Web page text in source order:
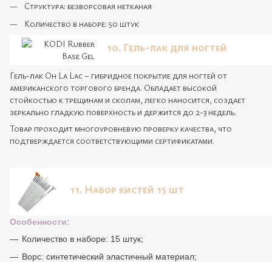
Структура: безворсовая нетканая
Количество в наборе: 50 штук
10. Гель-лак для ногтей
Гель-лак Oh La Lac – гибридное покрытие для ногтей от
американского торгового бренда. Обладает высокой
стойкостью к трещинам и сколам, легко наносится, создает
зеркально гладкую поверхность и держится до 2-3 недель.
Товар проходит многоуровневую проверку качества, что
подтверждается соответствующими сертификатами.
11. Набор кистей 15 шт
Особенности:
Количество в наборе: 15 штук;
Ворс: синтетический эластичный материал;